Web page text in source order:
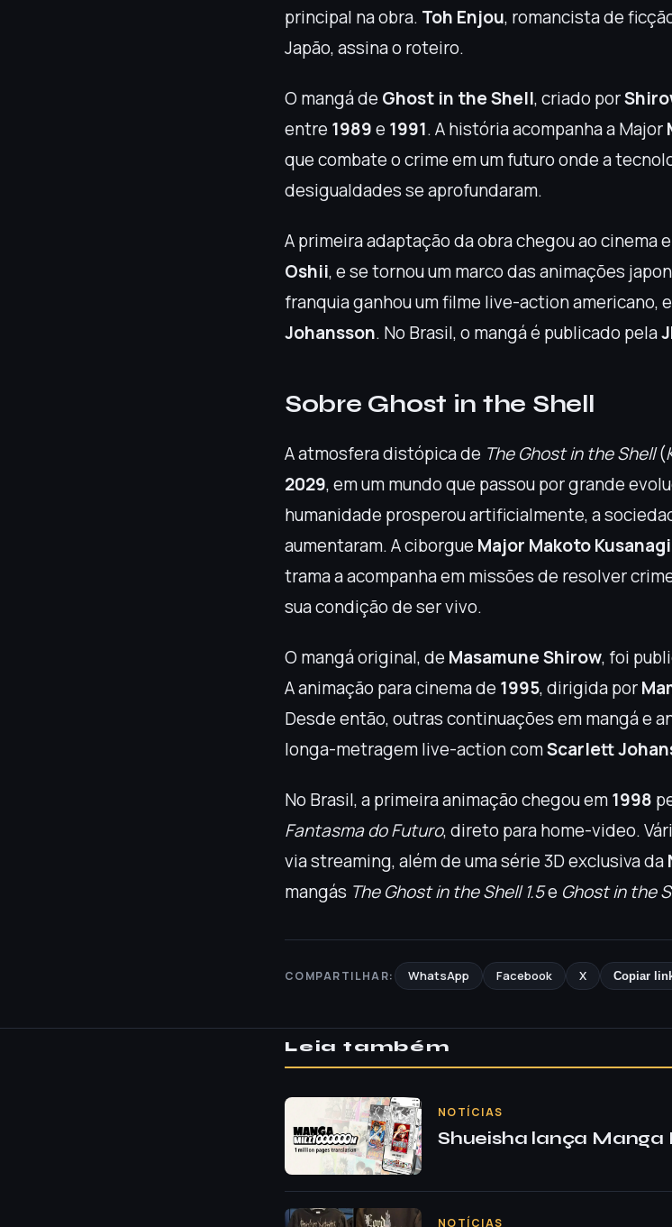
principal na obra. Toh Enjou, romancista de
Japão, assina o roteiro.
O mangá de Ghost in the Shell, criado por
entre 1989e 1991. A história acompanha a Major
que combate o crime em um futuro onde a
desigualdades se aprofundaram.
A primeira adaptação da obra chegou ao cinema
Oshii, e se tornou um marco das animações
franquia ganhou um filme live-action americano,
Johansson. No Brasil, o mangá é publicado pela
Sobre Ghost in the Shell
A atmosfera distópica de The Ghost in the Shell(
2029, em um mundo que passou por grande
humanidade prosperou artificialmente, a
aumentaram. A ciborgue Major Makoto Kusanagi
trama a acompanha em missões de resolver
sua condição de ser vivo.
O mangá original, de Masamune Shirow, foi
A animação para cinema de 1995, dirigida por
Desde então, outras continuações em mangá e
longa-metragem live-action comScarlett
No Brasil, a primeira animação chegou em1998
Fantasma do Futuro, direto para home-video.
via streaming, além de uma série 3D exclusiva da
mangás The Ghost in the Shell 1.5e Ghost in the
COMPARTILHAR: WhatsApp Facebook X Copiar
Leia também
NOTÍCIAS
Shueisha lança Manga
NOTÍCIAS